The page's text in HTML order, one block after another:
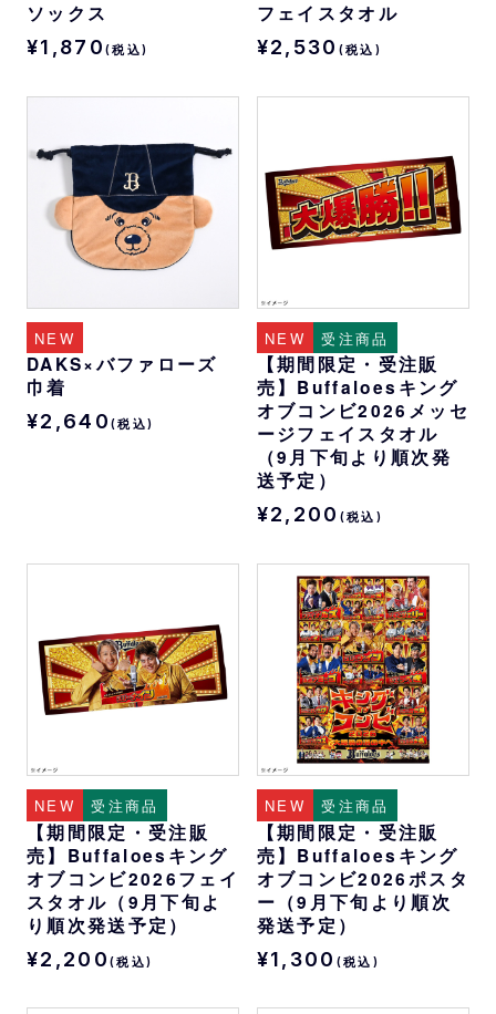
ソックス
¥1,870 (税込)
フェイスタオル
¥2,530 (税込)
NEW
DAKS×バファローズ
巾着
¥2,640 (税込)
NEW 受注商品
【期間限定・受注販
売】Buffaloesキング
オブコンビ2026メッセ
ージフェイスタオル
（9月下旬より順次発
送予定）
¥2,200 (税込)
NEW 受注商品
【期間限定・受注販
売】Buffaloesキング
オブコンビ2026フェイ
スタオル（9月下旬よ
り順次発送予定）
¥2,200 (税込)
NEW 受注商品
【期間限定・受注販
売】Buffaloesキング
オブコンビ2026ポスタ
ー（9月下旬より順次
発送予定）
¥1,300 (税込)